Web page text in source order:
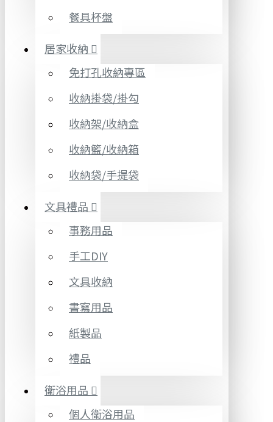
餐具杯盤
居家收納
免打孔收納專區
收納掛袋/掛勾
收納架/收納盒
收納籃/收納箱
收納袋/手提袋
文具禮品
事務用品
手工DIY
文具收納
書寫用品
紙製品
禮品
衛浴用品
個人衛浴用品